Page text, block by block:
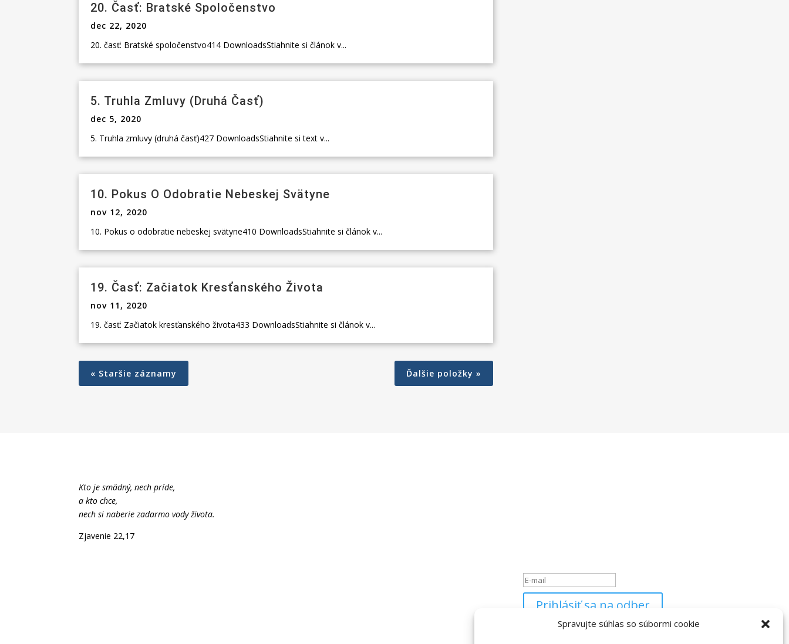
Spravujte súhlas so súbormi cookie
20. Časť: Bratské Spoločenstvo
dec 22, 2020
20. časť: Bratské spoločenstvo414 DownloadsStiahnite si článok v...
5. Truhla Zmluvy (druhá Časť)
dec 5, 2020
5. Truhla zmluvy (druhá časť)427 DownloadsStiahnite si text v...
10. Pokus O Odobratie Nebeskej Svätyne
nov 12, 2020
10. Pokus o odobratie nebeskej svätyne410 DownloadsStiahnite si článok v...
19. Časť: Začiatok Kresťanského Života
nov 11, 2020
19. časť: Začiatok kresťanského života433 DownloadsStiahnite si článok v...
« Staršie záznamy Ďalšie položky »
Kto je smädný, nech príde,
a kto chce,
nech si naberie zadarmo vody života.
Zjavenie 22,17
Prihlásiť sa na odber